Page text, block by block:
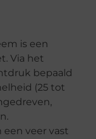
is een
Via het
bepaald
(25 tot
veer vast